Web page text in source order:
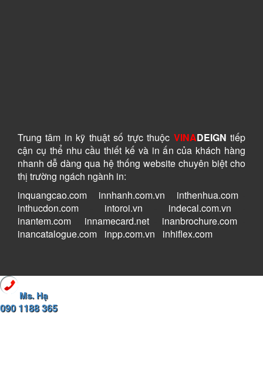
Trung tâm in kỹ thuật số trực thuộc VINADEIGN tiếp
cận cụ thể nhu cầu thiết kế và in ấn của khách hàng
nhanh dễ dàng qua hệ thống website chuyên biệt cho
thị trường ngách ngành in:
inquangcao.com
innhanh.com.vn inthenhua.com-
inthucdon.com
intoroi.vn indecal.com.vn
inantem.com
innamecard.net- inanbrochure.com
inancatalogue.com
inpp.com.vn inhiflex.com
Ms. Hạ
090 1188 365